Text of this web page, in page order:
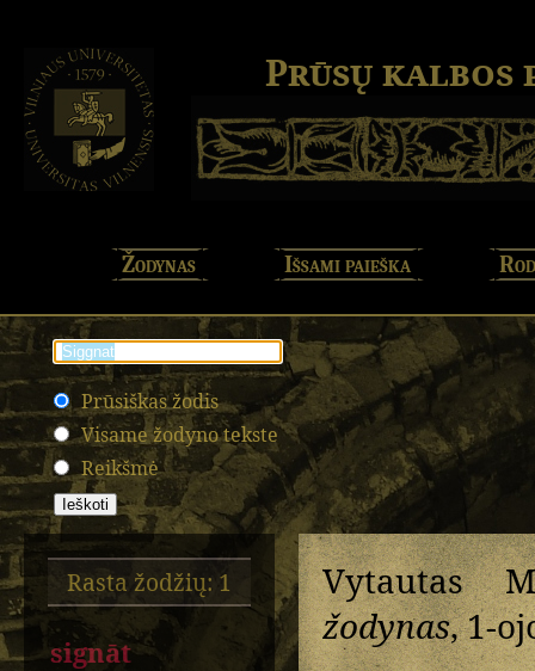
Prūsų kalbos
Žodynas Išsami paieška
Prūsiškas žodis
Visame žodyno tekste
Reikšmė
Rasta žodžių: 1
signāt
Vytautas
žodynas, 1-